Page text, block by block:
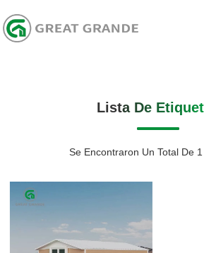
Lista De
Se Encontraron Un Total De 1